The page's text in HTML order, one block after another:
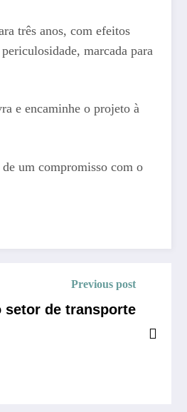
três anos, com efeitos
marcada para
e encaminhe o projeto à
um compromisso com o
Previous post
setor de transporte